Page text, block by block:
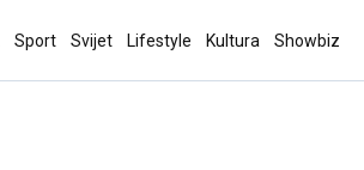
Sport Svijet Lifestyle Kultura Showbiz